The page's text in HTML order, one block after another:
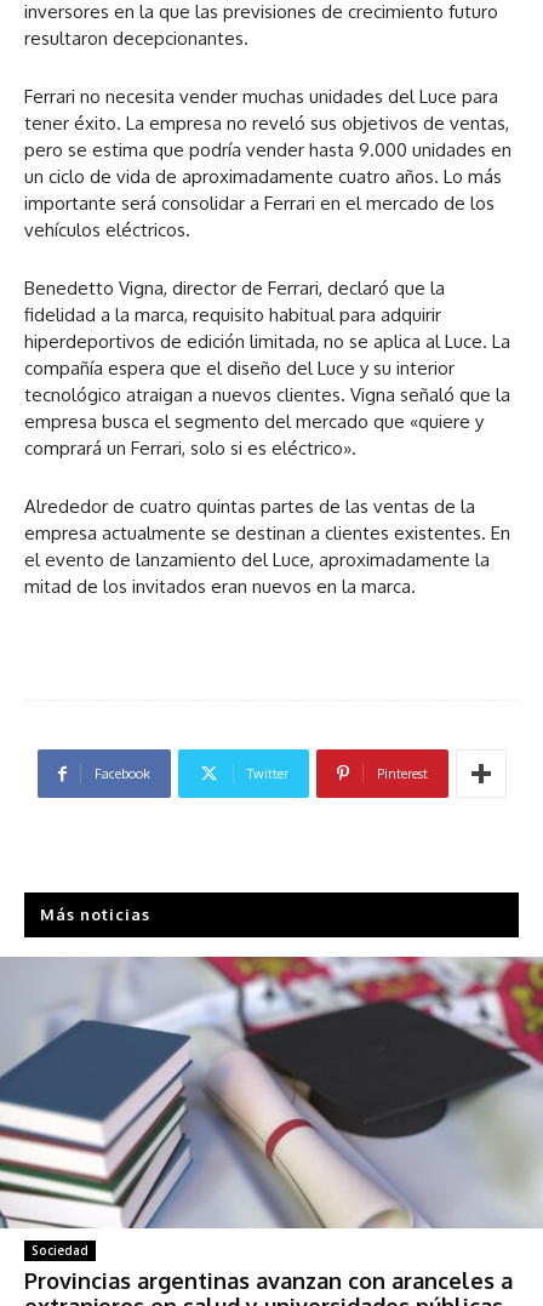
inversores en la que las previsiones de crecimiento futuro
resultaron decepcionantes.
Ferrari no necesita vender muchas unidades del Luce para
tener éxito. La empresa no reveló sus objetivos de ventas,
pero se estima que podría vender hasta 9.000 unidades en
un ciclo de vida de aproximadamente cuatro años. Lo más
importante será consolidar a Ferrari en el mercado de los
vehículos eléctricos.
Benedetto Vigna, director de Ferrari, declaró que la
fidelidad a la marca, requisito habitual para adquirir
hiperdeportivos de edición limitada, no se aplica al Luce. La
compañía espera que el diseño del Luce y su interior
tecnológico atraigan a nuevos clientes. Vigna señaló que la
empresa busca el segmento del mercado que «quiere y
comprará un Ferrari, solo si es eléctrico».
Alrededor de cuatro quintas partes de las ventas de la
empresa actualmente se destinan a clientes existentes. En
el evento de lanzamiento del Luce, aproximadamente la
mitad de los invitados eran nuevos en la marca.
Facebook Twitter Pinterest
Más noticias
Sociedad
Provincias argentinas avanzan con aranceles a